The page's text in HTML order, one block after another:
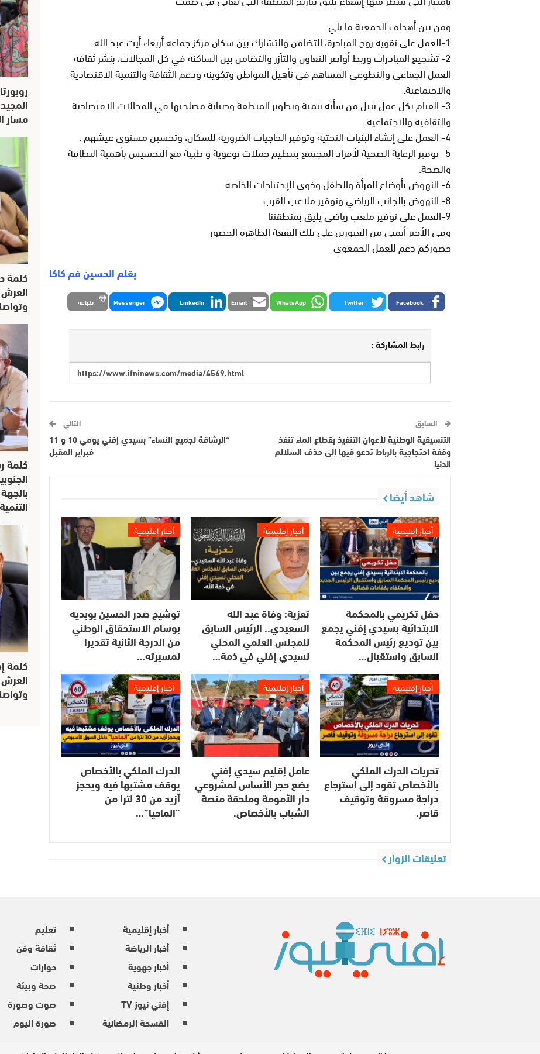
ومن بين أهداف الجمعية ما يلي:
1-العمل على تقوية روح المبادرة، التضامن والتشارك بين سكان مركز جماعة أربعاء أيت عبد الله
2- تشجيع المبادرات وربط أواصر التعاون والتآزر والتضامن بين الساكنة في كل المجالات، بنشر ثقافة
العمل الجماعي والتطوعي المساهم في تأهيل المواطن وتكوينه ودعم الثقافة والتنمية الاقتصادية
والاجتماعية.
3- القيام بكل عمل نبيل من شأنه تنمية وتطوير المنطقة وصيانة مصلحتها في المجالات الاقتصادية
والثقافية والاجتماعية .
4- العمل على إنشاء البنيات التحتية وتوفير الحاجيات الضرورية للسكان، وتحسين مستوى عيشهم .
5- توفير الرعاية الصحية لأفراد المجتمع بتنظيم حملات توعوية و طبية مع التحسيس بأهمية النظافة
والصحة.
6- النهوض بأوضاع المرأة والطفل وذوي الإحتياجات الخاصة
8- النهوض بالجانب الرياضي وتوفير ملاعب القرب
9-العمل على توفير ملعب رياضي يليق بمنطقتنا
وفِي الأخير أتمنى من الغيورين على تلك البقعة الظاهرة الحضور
حضوركم دعم للعمل الجمعوي
بقلم الحسين فم كاكا
Facebook
Twitter
WhatsApp
Email
LinkedIn
Messenger طباعة
رابط المشاركة :
السابق
التنسيقية الوطنية لأعوان التنفيذ بقطاع الماء تنفذ
وقفة احتجاجية بالرباط تدعو فيها إلى حذف السلالم
الدنيا
التالي
“الرشاقة لجميع النساء” بسيدي إفني يومي 10 و 11
فبراير المقبل
شاهد أيضا
أخبار إقليمية
حفل تكريمي بالمحكمة
الابتدائية بسيدي إفني يجمع
بين توديع رئيس المحكمة
السابق واستقبال…
أخبار إقليمية
تعزية: وفاة عبد الله
السعيدي.. الرئيس السابق
للمجلس العلمي المحلي
لسيدي إفني في ذمة…
أخبار إقليمية
توشيح صدر الحسين بوبديه
بوسام الاستحقاق الوطني
من الدرجة الثانية تقديرا
لمسيرته…
أخبار إقليمية
تحريات الدرك الملكي
بالأخصاص تقود إلى استرجاع
دراجة مسروقة وتوقيف
قاصر.
أخبار إقليمية
عامل إقليم سيدي إفني
يضع حجر الأساس لمشروعي
دار الأمومة وملحقة منصة
الشباب بالأخصاص.
أخبار إقليمية
الدرك الملكي بالأخصاص
يوقف مشتبها فيه ويحجز
أزيد من 30 لترا من
“الماحيا”…
تعليقات الزوار
مسار
كلمة
العرش
كلمة
كلمة
العرش
أخبار إقليمية
أخبار الرياضة
أخبار جهوية
أخبار وطنية
إفني نيوز TV
الفسحة الرمضانية
تعليم
ثقافة وفن
حوارات
صحة وبيئة
صوت وصورة
صورة اليوم